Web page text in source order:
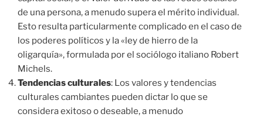
de una persona, a menudo supera el mérito individual.
Esto resulta particularmente complicado en el caso de
los poderes políticos y la «ley de hierro de la
oligarquía», formulada por el sociólogo italiano Robert
Michels.
Tendencias culturales: Los valores y tendencias
culturales cambiantes pueden dictar lo que se
considera exitoso o deseable, a menudo